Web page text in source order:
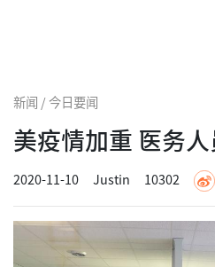
新闻 / 今日要闻
美疫情加重 医务
2020-11-10 Justin 10302